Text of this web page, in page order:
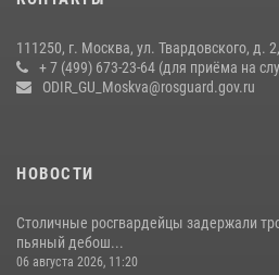
чемпионат по самбо (виео)
Центр профессиональной подготовки
111250, г. Москва, ул. Твардовского, д.
+ 7 (499) 673-23-64 (для приёма на
ODIR_GU_Moskva@rosguard.gov.ru
НОВОСТИ
Столичные росгвардейцы задержали
пьяный дебош...
06 августа 2026, 11:20